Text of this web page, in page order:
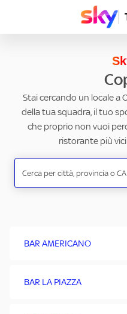
Stai cercando un locale a
della tua squadra, il tuo
che proprio non vuoi
ristorante più
BAR AMERICANO
BAR LA PIAZZA